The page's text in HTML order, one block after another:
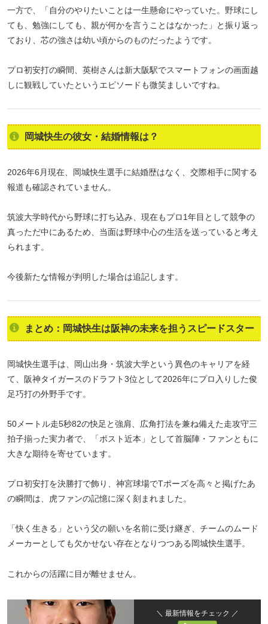
一方で、「自分のやりたいことは一生懸命にやっていた。野球にし
ても、勉強にしても、親が何かを言うことはなかった」と振り返っ
ており、芯の強さは幼い頃からのものだったようです。
プロ初安打の瞬間、英樹さんは新大阪駅でスマートフォンの画面越
しに観戦していたというエピソードも微笑ましいですね。
岡城快生の彼女・結婚情報は？
2026年6月現在、岡城快生選手に結婚歴はなく、交際相手に関する
報道も確認されていません。
筑波大学時代から野球に打ち込み、現在もプロ1年目として競争の
真っただ中にあるため、当面は野球中心の生活を送っていると考え
られます。
今後新たな情報が判明した場合は追記します。
まとめ：岡城快生は阪神の未来を担うスピードスター
岡城快生選手は、岡山出身・筑波大学という異色のキャリアを経
て、阪神タイガースのドラフト3位として2026年にプロ入りした俊
足巧打の外野手です。
50メートル走5秒82の快足と強肩、広角打法を兼ね備えた走攻守三
拍子揃った実力者で、「ポスト近本」として首脳陣・ファンともに
大きな期待を寄せています。
プロ初安打を決勝打で飾り、神宮球場でTポーズを高々と掲げたあ
の瞬間は、虎ファンの記憶に深く刻まれました。
「快く生きる」という父の願いを名前に受け継ぎ、チームのムード
メーカーとしても欠かせない存在となりつつある岡城快生選手。
これからの活躍に目が離せません。
＼ 最新情報をチェック ／